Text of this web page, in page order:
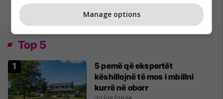
Top 5
5 pemë që ekspertët
këshillojnë të mos i mbillni
kurrë në oborr
Manage options